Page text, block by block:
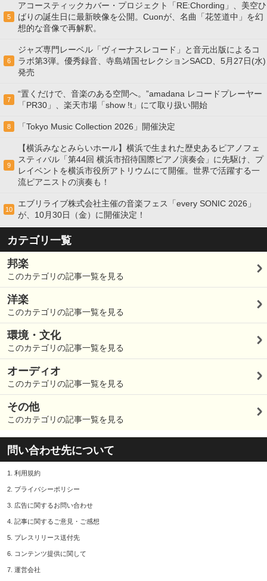
5
アコースティックカバー・プロジェクト「RE:Chording」、美空ひ
ばりの誕生日に最新映像を公開。Cuonが、名曲「花笠道中」を幻
想的な音像で再解釈。
6
ジャズ専門レーベル「ヴィーナスレコード」と音元出版によるコ
ラボ第3弾。優秀録音、寺島靖国セレクションSACD、5月27日(水)
発売
7
“置くだけで、音楽のある空間へ。”amadana レコードプレーヤー
「PR30」、楽天市場「show !t」にて取り扱い開始
8 「Tokyo Music Collection 2026」開催決定
9
【横浜みなとみらいホール】横浜で生まれた歴史あるピアノフェ
スティバル「第44回 横浜市招待国際ピアノ演奏会」に先駆け、プ
レイベントを横浜市役所アトリウムにて開催。世界で活躍する一
流ピアニストの演奏も！
10
エブリライブ株式会社主催の音楽フェス「every SONIC 2026」
が、10月30日（金）に開催決定！
カテゴリ一覧
邦楽
このカテゴリの記事一覧を見る
洋楽
このカテゴリの記事一覧を見る
環境・文化
このカテゴリの記事一覧を見る
オーディオ
このカテゴリの記事一覧を見る
その他
このカテゴリの記事一覧を見る
問い合わせ先について
1. 利用規約
2. プライバシーポリシー
3. 広告に関するお問い合わせ
4. 記事に関するご意見・ご感想
5. プレスリリース送付先
6. コンテンツ提供に関して
7. 運営会社